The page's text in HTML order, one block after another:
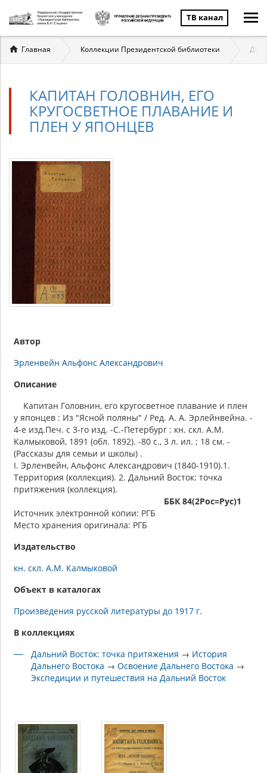
ТВ канал
Вы
здесь
Главная Коллекции Президентской библиотеки
КАПИТАН ГОЛОВНИН, ЕГО
КРУГОСВЕТНОЕ ПЛАВАНИЕ И
ПЛЕН У ЯПОНЦЕВ
Автор
Эрленвейн Альфонс Александрович
Описание
Капитан Головнин, его кругосветное плавание и плен
у японцев : Из "Ясной поляны" / Ред. А. А. Эрлейнвейна. -
4-е изд.Печ. с 3-го изд. -С.-Петербург : кн. скл. А.М.
Калмыковой, 1891 (обл. 1892). -80 с., 3 л. ил. ; 18 см. -
(Рассказы для семьи и школы) .
I. Эрленвейн, Альфонс Александрович (1840-1910).1.
Территория (коллекция). 2. Дальний Восток: точка
притяжения (коллекция).
ББК 84(2Рос=Рус)1
Источник электронной копии: РГБ
Место хранения оригинала: РГБ
Издательство
кн. скл. А.М. Калмыковой
Объект в каталогах
Произведения русской литературы до 1917 г.
В коллекциях
Дальний Восток: точка притяжения → История
Дальнего Востока →Освоение Дальнего Востока →
Экспедиции и путешествия на Дальний Восток